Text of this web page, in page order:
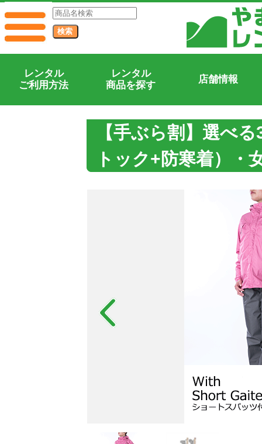
レンタル
ご利用方法
レンタル
商品を探す
店舗情報
【手ぶら割】選べ
トック+防寒着）・